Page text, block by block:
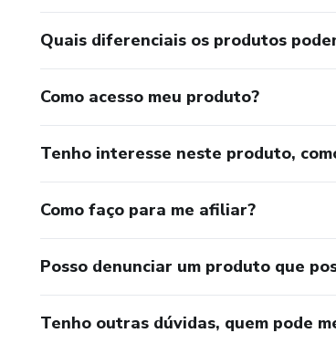
Quais diferenciais os produtos
Como acesso meu produto?
Tenho interesse neste produto,
Como faço para me afiliar?
Posso denunciar um produto que
Tenho outras dúvidas, quem pode